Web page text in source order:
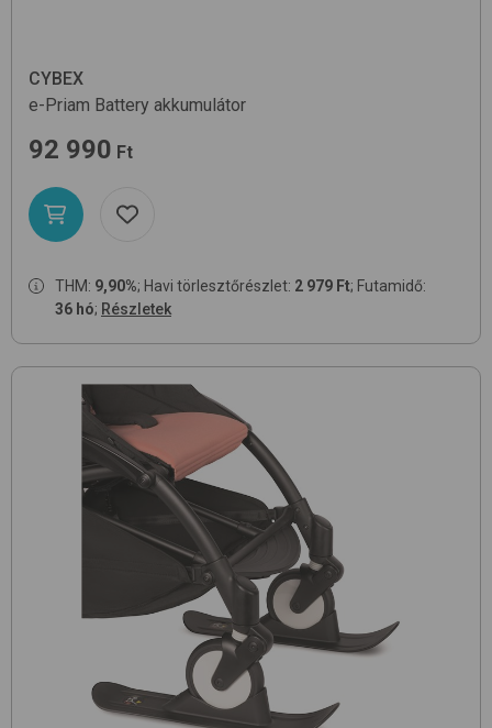
CYBEX
e-Priam Battery akkumulátor
92 990 Ft
THM: 9,90%; Havi törlesztőrészlet: 2 979 Ft; Futamidő:
36 hó; Részletek